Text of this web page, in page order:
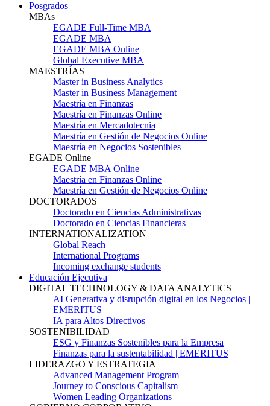
Posgrados
MBAs
EGADE Full-Time MBA
EGADE MBA
EGADE MBA Online
Global Executive MBA
MAESTRÍAS
Master in Business Analytics
Master in Business Management
Maestría en Finanzas
Maestría en Finanzas Online
Maestría en Mercadotecnia
Maestría en Gestión de Negocios Online
Maestría en Negocios Sostenibles
EGADE Online
EGADE MBA Online
Maestría en Finanzas Online
Maestría en Gestión de Negocios Online
DOCTORADOS
Doctorado en Ciencias Administrativas
Doctorado en Ciencias Financieras
INTERNATIONALIZATION
Global Reach
International Programs
Incoming exchange students
Educación Ejecutiva
DIGITAL TECHNOLOGY & DATA ANALYTICS
AI Generativa y disrupción digital en los Negocios |
EMERITUS
IA para Altos Directivos
SOSTENIBILIDAD
ESG y Finanzas Sostenibles para la Empresa
Finanzas para la sustentabilidad | EMERITUS
LIDERAZGO Y ESTRATEGIA
Advanced Management Program
Journey to Conscious Capitalism
Women Leading Organizations